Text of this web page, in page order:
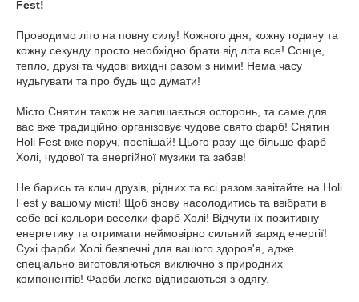
Fest!
Проводимо літо на повну силу! Кожного дня, кожну годину та
кожну секунду просто необхідно брати від літа все! Сонце,
тепло, друзі та чудові вихідні разом з ними! Нема часу
нудьгувати та про будь що думати!
Місто Снятин також не залишається осторонь, та саме для
вас вже традиційно організовує чудове свято фарб! Снятин
Holi Fest вже поруч, поспішай! Цього разу ще більше фарб
Холі, чудової та енергійної музики та забав!
Не барись та клич друзів, рідних та всі разом завітайте на Holi
Fest у вашому місті! Щоб знову насолодитись та ввібрати в
себе всі кольори веселки фарб Холі! Відчути їх позитивну
енергетику та отримати неймовірно сильний заряд енергії!
Сухі фарби Холі безпечні для вашого здоров'я, адже
спеціально виготовляються виключно з природних
компонентів! Фарби легко відпираються з одягу.